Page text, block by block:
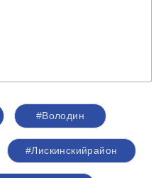
#Володин
#Лискинскийрайон